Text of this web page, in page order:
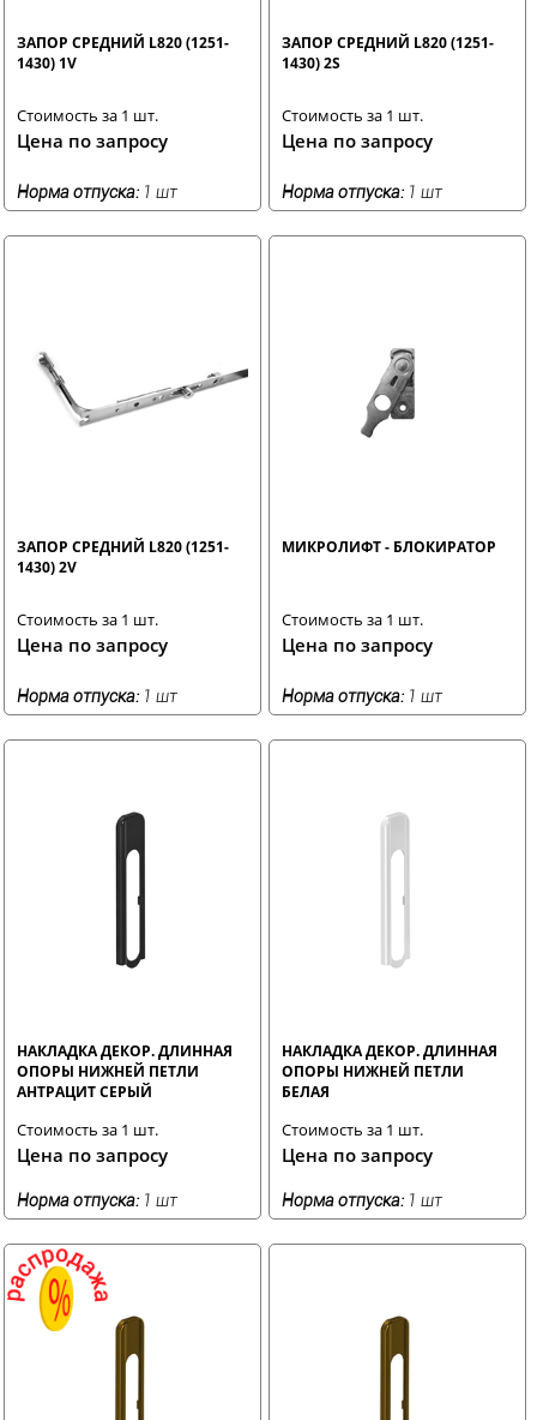
ЗАПОР СРЕДНИЙ L820 (1251-
1430) 1V
Стоимость за 1 шт.
Цена по запросу
Норма отпуска: 1 шт
ЗАПОР СРЕДНИЙ L820 (1251-
1430) 2S
Стоимость за 1 шт.
Цена по запросу
Норма отпуска: 1 шт
ЗАПОР СРЕДНИЙ L820 (1251-
1430) 2V
Стоимость за 1 шт.
Цена по запросу
Норма отпуска: 1 шт
МИКРОЛИФТ - БЛОКИРАТОР
Стоимость за 1 шт.
Цена по запросу
Норма отпуска: 1 шт
НАКЛАДКА ДЕКОР. ДЛИННАЯ
ОПОРЫ НИЖНЕЙ ПЕТЛИ
АНТРАЦИТ СЕРЫЙ
Стоимость за 1 шт.
Цена по запросу
Норма отпуска: 1 шт
НАКЛАДКА ДЕКОР. ДЛИННАЯ
ОПОРЫ НИЖНЕЙ ПЕТЛИ
БЕЛАЯ
Стоимость за 1 шт.
Цена по запросу
Норма отпуска: 1 шт